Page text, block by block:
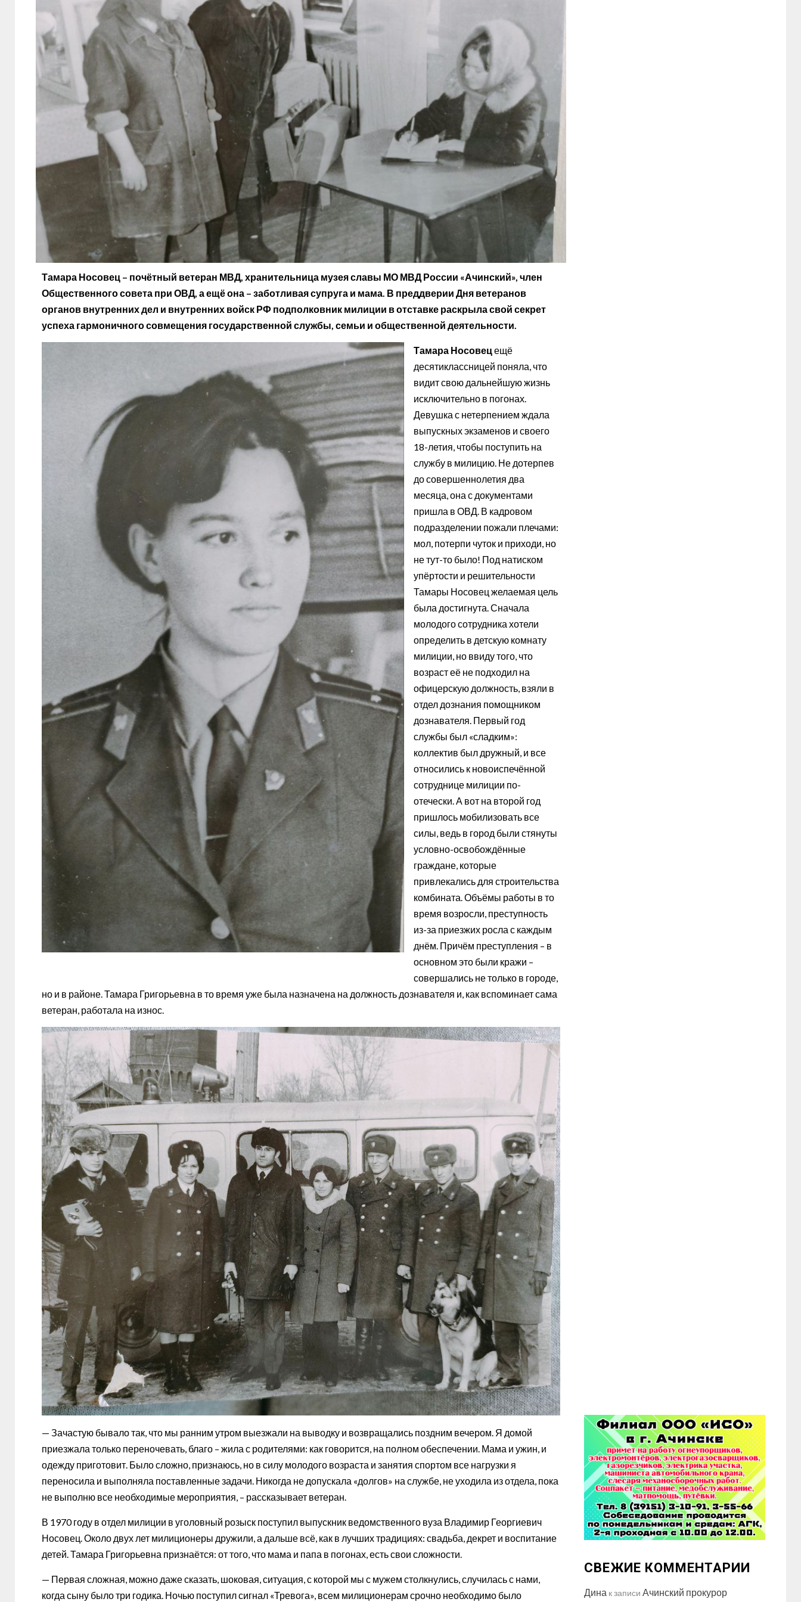
Тамара Носовец – почётный ветеран МВД, хранительница музея славы МО МВД России «Ачинский», член
Общественного совета при ОВД, а ещё она – заботливая супруга и мама. В преддверии Дня ветеранов
органов внутренних дел и внутренних войск РФ подполковник милиции в отставке раскрыла свой секрет
успеха гармоничного совмещения государственной службы, семьи и общественной деятельности.
Тамара Носовец ещё
десятиклассницей поняла, что
видит свою дальнейшую жизнь
исключительно в погонах.
Девушка с нетерпением ждала
выпускных экзаменов и своего
18-летия, чтобы поступить на
службу в милицию. Не дотерпев
до совершеннолетия два
месяца, она с документами
пришла в ОВД. В кадровом
подразделении пожали плечами:
мол, потерпи чуток и приходи, но
не тут-то было! Под натиском
упёртости и решительности
Тамары Носовец желаемая цель
была достигнута. Сначала
молодого сотрудника хотели
определить в детскую комнату
милиции, но ввиду того, что
возраст её не подходил на
офицерскую должность, взяли в
отдел дознания помощником
дознавателя. Первый год
службы был «сладким»:
коллектив был дружный, и все
относились к новоиспечённой
сотруднице милиции по-
отечески. А вот на второй год
пришлось мобилизовать все
силы, ведь в город были стянуты
условно-освобождённые
граждане, которые
привлекались для строительства
комбината. Объёмы работы в то
время возросли, преступность
из-за приезжих росла с каждым
днём. Причём преступления – в
основном это были кражи –
совершались не только в городе,
но и в районе. Тамара Григорьевна в то время уже была назначена на должность дознавателя и, как вспоминает сама
ветеран, работала на износ.
— Зачастую бывало так, что мы ранним утром выезжали на выводку и возвращались поздним вечером. Я домой
приезжала только переночевать, благо – жила с родителями: как говорится, на полном обеспечении. Мама и ужин, и
одежду приготовит. Было сложно, признаюсь, но в силу молодого возраста и занятия спортом все нагрузки я
переносила и выполняла поставленные задачи. Никогда не допускала «долгов» на службе, не уходила из отдела, пока
не выполню все необходимые мероприятия, – рассказывает ветеран.
В 1970 году в отдел милиции в уголовный розыск поступил выпускник ведомственного вуза Владимир Георгиевич
Носовец. Около двух лет милиционеры дружили, а дальше всё, как в лучших традициях: свадьба, декрет и воспитание
детей. Тамара Григорьевна признаётся: от того, что мама и папа в погонах, есть свои сложности.
— Первая сложная, можно даже сказать, шоковая, ситуация, с которой мы с мужем столкнулись, случилась с нами,
когда сыну было три годика. Ночью поступил сигнал «Тревога», всем милиционерам срочно необходимо было
СВЕЖИЕ КОММЕНТАРИИ
Дина к записи Ачинский прокурор